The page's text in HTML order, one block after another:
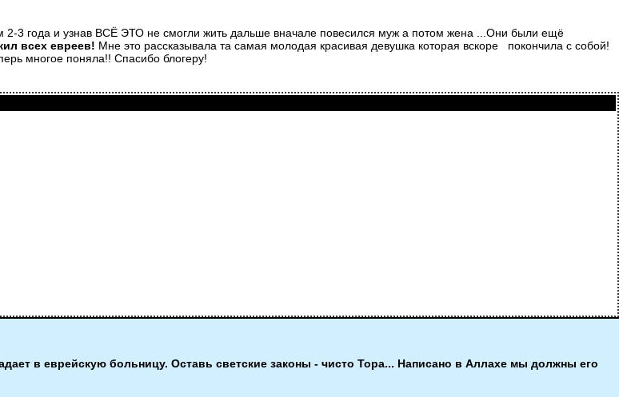
2-3 года и узнав ВСЁ ЭТО не смогли жить дальше вначале повесился муж а потом жена ...Они были ещё
всех евреев! Мне это рассказывала та самая молодая красивая девушка которая вскоре покончила с собой!
многое поняла!! Спасибо блогеру!
в еврейскую больницу. Оставь светские законы - чисто Тора... Написано в Аллахе мы должны его